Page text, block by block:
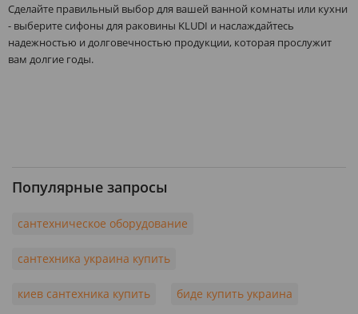
Сделайте правильный выбор для вашей ванной комнаты или кухни
- выберите сифоны для раковины KLUDI и наслаждайтесь
надежностью и долговечностью продукции, которая прослужит
вам долгие годы.
Популярные запросы
сантехническое оборудование
сантехника украина купить
киев сантехника купить биде купить украина